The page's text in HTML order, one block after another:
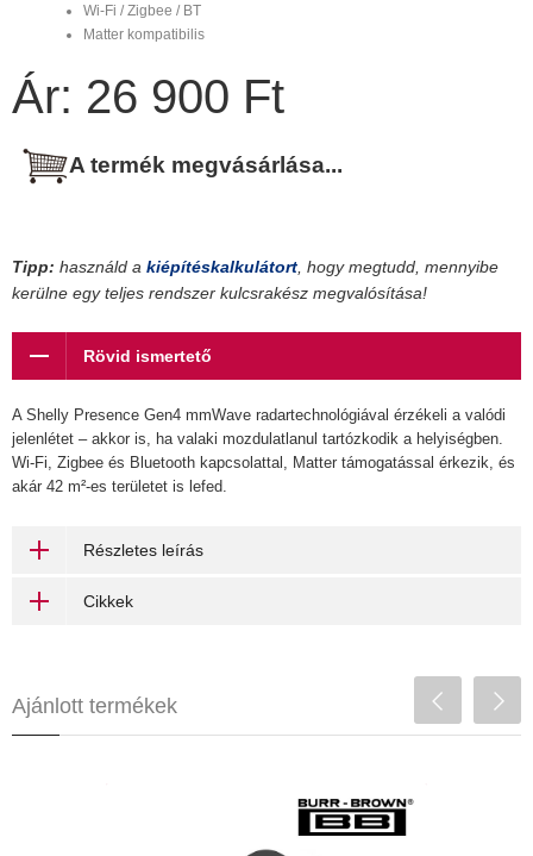
Wi-Fi / Zigbee / BT
Matter kompatibilis
Ár: 26 900 Ft
A termék megvásárlása...
Tipp: használd a kiépítéskalkulátort , hogy megtudd, mennyibe
kerülne egy teljes rendszer kulcsrakész megvalósítása!
Rövid ismertető
A Shelly Presence Gen4 mmWave radartechnológiával érzékeli a valódi
jelenlétet – akkor is, ha valaki mozdulatlanul tartózkodik a helyiségben.
Wi-Fi, Zigbee és Bluetooth kapcsolattal, Matter támogatással érkezik, és
akár 42 m²-es területet is lefed.
Részletes leírás
Cikkek
Ajánlott termékek
WiiM Pro
64 335 Ft